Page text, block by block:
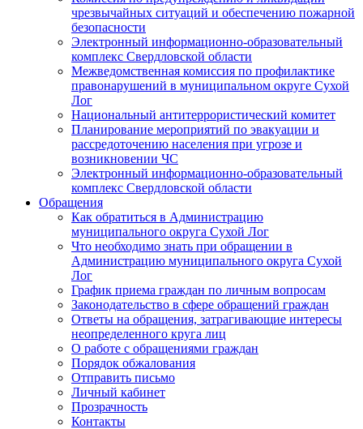
чрезвычайных ситуаций и обеспечению пожарной
безопасности
Электронный информационно-образовательный
комплекс Cвердловской области
Межведомственная комиссия по профилактике
правонарушений в муниципальном округе Сухой
Лог
Национальный антитеррористический комитет
Планирование мероприятий по эвакуации и
рассредоточению населения при угрозе и
возникновении ЧС
Электронный информационно-образовательный
комплекс Свердловской области
Обращения
Как обратиться в Администрацию
муниципального округа Сухой Лог
Что необходимо знать при обращении в
Администрацию муниципального округа Сухой
Лог
График приема граждан по личным вопросам
Законодательство в сфере обращений граждан
Ответы на обращения, затрагивающие интересы
неопределенного круга лиц
О работе с обращениями граждан
Порядок обжалования
Отправить письмо
Личный кабинет
Прозрачность
Контакты